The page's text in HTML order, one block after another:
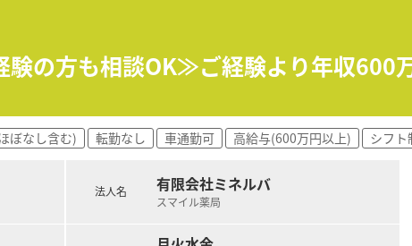
開し、地域社会への貢献を重視する安定経営の企業です。
援企業」登録など、子育て支援に積極的に取り組んでいます。
休復帰率は100％と、働きやすさが数字にも表れています。
験の方も相談OK≫ご経験より年収
ぼなし含む) 転勤なし 車通勤可 高給与(600万円以上) シフト
法人名 有限会社ミネルバ
スマイル薬局